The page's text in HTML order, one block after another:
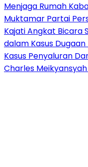
Menjaga Rumah
Muktamar Partai
Kajati Angkat Bicara
dalam Kasus
Kasus Penyaluran
Charles Meikyansyah